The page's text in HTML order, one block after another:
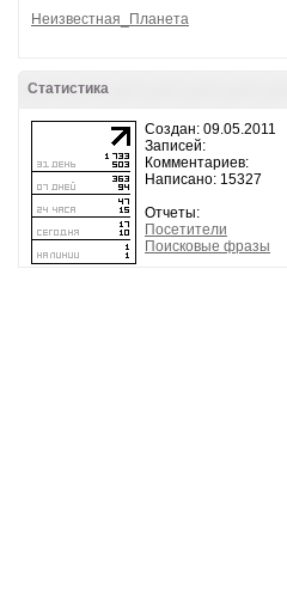
Неизвестная_Планета
Статистика
Создан: 09.05.2011
Записей:
Комментариев:
Написано: 15327
Отчеты:
Посетители
Поисковые фразы